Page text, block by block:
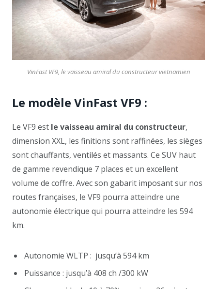
VinFast VF9, le vaisseau amiral du constructeur vietnamien
Le modèle VinFast VF9 :
Le VF9 est le vaisseau amiral du constructeur,
dimension XXL, les finitions sont raffinées, les sièges
sont chauffants, ventilés et massants. Ce SUV haut
de gamme revendique 7 places et un excellent
volume de coffre. Avec son gabarit imposant sur nos
routes françaises, le VF9 pourra atteindre une
autonomie électrique qui pourra atteindre les 594
km.
Autonomie WLTP : jusqu’à 594 km
Puissance : jusqu’à 408 ch /300 kW